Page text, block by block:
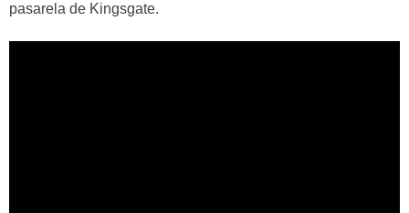
pasarela de Kingsgate.